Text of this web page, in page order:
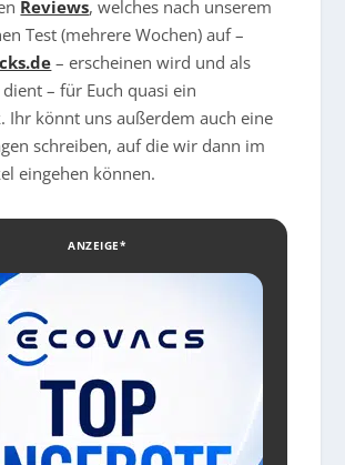
Reviews, welches nach unserem
Test (mehrere Wochen) auf –
– erscheinen wird und als
– für Euch quasi ein
Ihr könnt uns außerdem auch eine
schreiben, auf die wir dann im
eingehen können.
ANZEIGE*